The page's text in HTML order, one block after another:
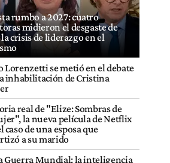
rumbo a 2027: cuatro
midieron el desgaste de
crisis de liderazgo en el
Lorenzetti se metió en el debate
inhabilitación de Cristina
real de "Elize: Sombras de
la nueva película de Netflix
caso de una esposa que
a su marido
Guerra Mundial: la inteligencia